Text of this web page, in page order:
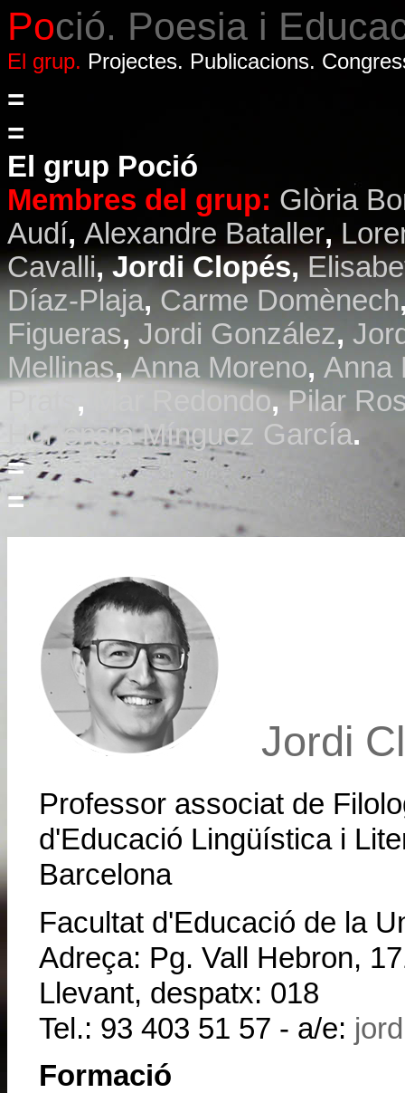
Poció. Poesia i
El grup. Projectes. Publicacions.
=
=
El grup Poció
Membres del grup: Glòria
Audí, Alexandre Bataller,
Cavalli,Jordi Clopés,
Díaz-Plaja,Carme Domènech
Figueras, Jordi González,
Mellinas,Anna Moreno, Anna
, Mar Redondo,Pilar
Hortensia Mínguez García.
=
=
Jordi
Professor associat de
d'Educació Lingüística i
Barcelona
Facultat d'Educació de la
Adreça: Pg. Vall Hebron,
Llevant, despatx: 018
Tel.: 93 403 51 57 - a/e:
Formació